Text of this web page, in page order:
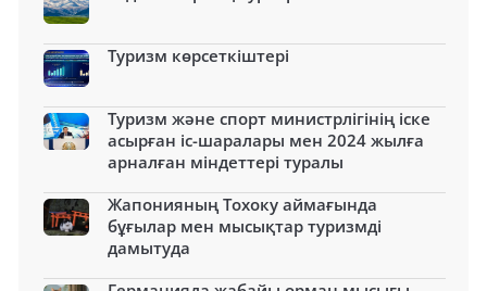
Туризм көрсеткіштері
Туризм және спорт министрлігінің іске
асырған іс-шаралары мен 2024 жылға
арналған міндеттері туралы
Жапонияның Тохоку аймағында
бұғылар мен мысықтар туризмді
дамытуда